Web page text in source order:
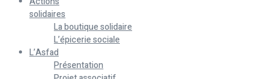
solidaires
La boutique solidaire
L’épicerie sociale
L’Asfad
Présentation